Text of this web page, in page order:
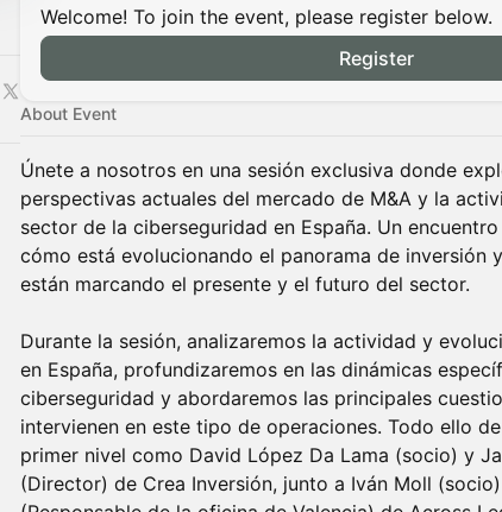
Welcome! To join the event, please register below.
Register
About Event
Únete a nosotros en una sesión exclusiva donde
perspectivas actuales del mercado de M&A y la
sector de la ciberseguridad en España. Un
cómo está evolucionando el panorama de inversión
están marcando el presente y el futuro del sector.
Durante la sesión, analizaremos la actividad y
en España, profundizaremos en las dinámicas
ciberseguridad y abordaremos las principales
intervienen en este tipo de operaciones. Todo ello
primer nivel como David López Da Lama (socio) y
(Director) de Crea Inversión, junto a Iván Moll